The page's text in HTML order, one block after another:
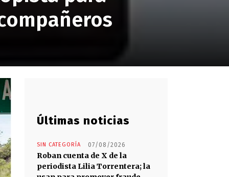
Últimas noticias
SIN CATEGORÍA 07/08/2026
Roban cuenta de X de la
periodista Lilia Torrentera; la